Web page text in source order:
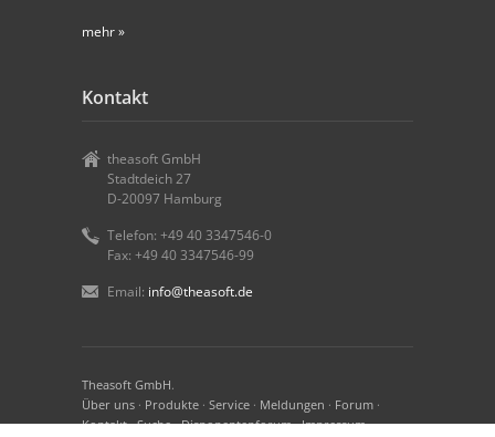
mehr »
Kontakt
theasoft GmbH
Stadtdeich 27
D-20097 Hamburg
Telefon: +49 40 3347546-0
Fax: +49 40 3347546-99
Email: info@theasoft.de
Theasoft GmbH.
Über uns · Produkte · Service · Meldungen · Forum ·
Kontakt · Suche · Disponentenforum · Impressum ·